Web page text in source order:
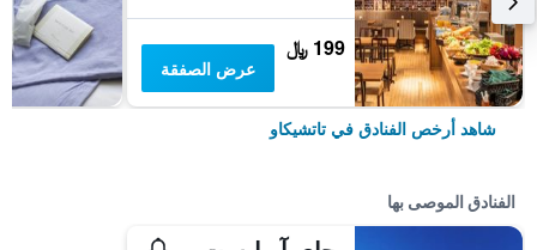
199 ﷼
عرض الصفقة
شاهد أرخص الفنادق في تاتشيكاو
الفنادق الموصى بها